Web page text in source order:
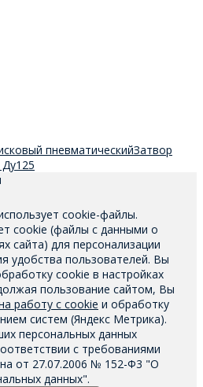
пневматическийЗатвор
cookie-файлы.
cookie (файлы с данными о
сайта) для персонализации
удобства пользователей. Вы
cookie в настройках
пользование сайтом, Вы
работу с cookie и обработку
систем (Яндекс Метрика).
персональных данных
с требованиями
от 27.07.2006 № 152-Ф3 "О
данных".